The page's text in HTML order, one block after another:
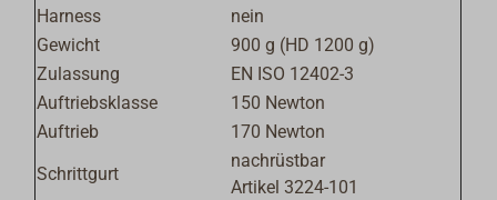
Harness
nein
Gewicht
900 g (HD 1200 g)
Zulassung
EN ISO 12402-3
Auftriebsklasse
150 Newton
Auftrieb
170 Newton
Schrittgurt
nachrüstbar
Artikel 3224-101